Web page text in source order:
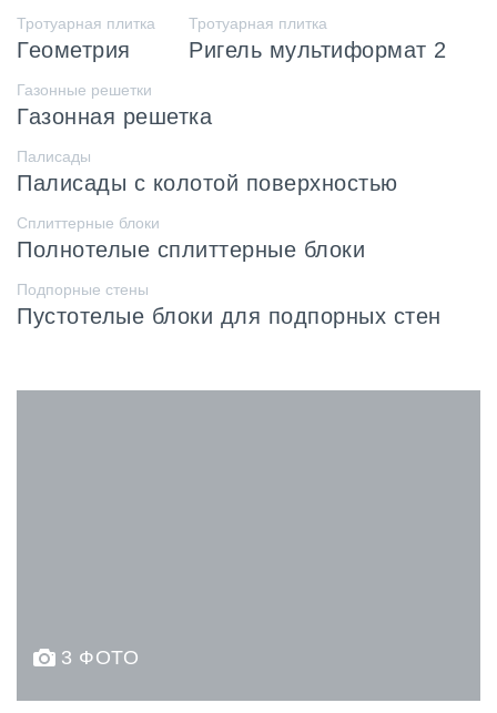
Тротуарная плитка
Геометрия
Тротуарная плитка
Ригель мультиформат 2
Газонные решетки
Газонная решетка
Палисады
Палисады с колотой поверхностью
Сплиттерные блоки
Полнотелые сплиттерные блоки
Подпорные стены
Пустотелые блоки для подпорных стен
3 ФОТО